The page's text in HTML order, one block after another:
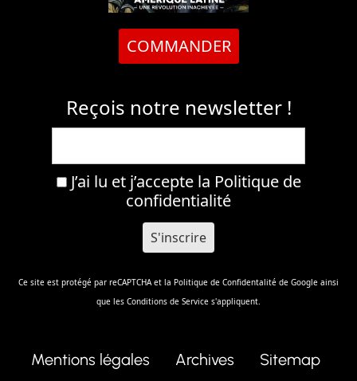
COMMANDER
Reçois notre newsletter !
J’ai lu et j’accepte la Politique de
confidentialité
Ce site est protégé par reCAPTCHA et la Politique de Confidentalité de Google ainsi
que les Conditions de Service s'appliquent.
Mentions légales Archives Sitemap